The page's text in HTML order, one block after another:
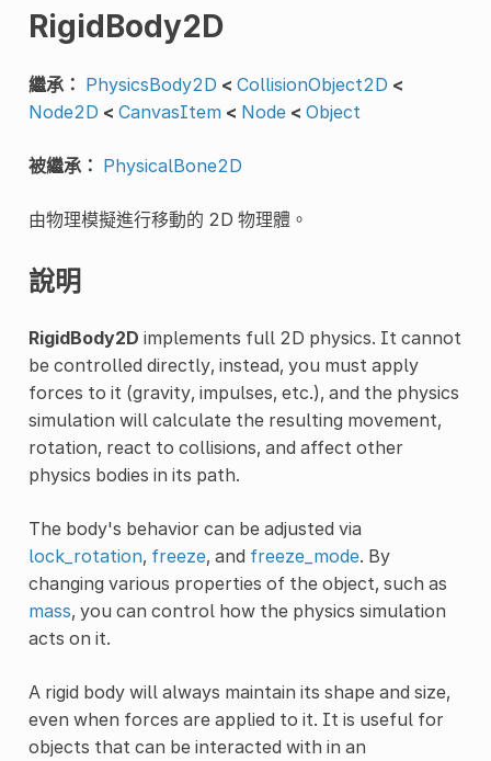
RigidBody2D
繼承： PhysicsBody2D < CollisionObject2D <
Node2D < CanvasItem < Node < Object
被繼承： PhysicalBone2D
由物理模擬進行移動的 2D 物理體。
說明
RigidBody2D implements full 2D physics. It cannot
be controlled directly, instead, you must apply
forces to it (gravity, impulses, etc.), and the physics
simulation will calculate the resulting movement,
rotation, react to collisions, and affect other
physics bodies in its path.
The body's behavior can be adjusted via
lock_rotation, freeze, and freeze_mode. By
changing various properties of the object, such as
mass, you can control how the physics simulation
acts on it.
A rigid body will always maintain its shape and size,
even when forces are applied to it. It is useful for
objects that can be interacted with in an